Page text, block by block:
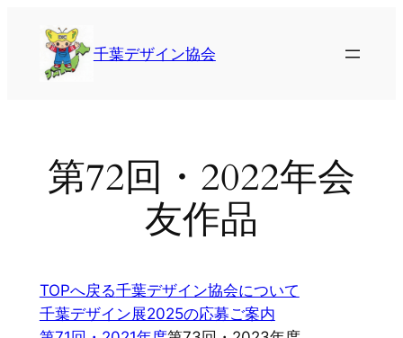
千葉デザイン協会
第72回・2022年会
友作品
TOPへ戻る千葉デザイン協会について
千葉デザイン展2025の応募ご案内